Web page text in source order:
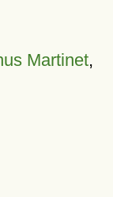
Martinet,